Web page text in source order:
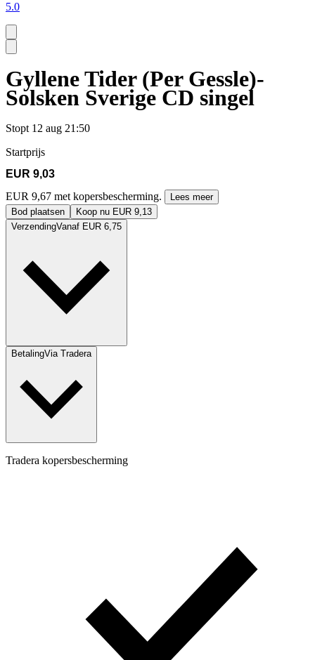
5.0
Gyllene Tider (Per Gessle)-
Solsken Sverige CD singel
Stopt 12 aug 21:50
Startprijs
EUR 9,03
EUR 9,67 met kopersbescherming.
Lees meer
Bod plaatsen
Koop nu EUR 9,13
VerzendingVanaf EUR 6,75
BetalingVia Tradera
Tradera kopersbescherming